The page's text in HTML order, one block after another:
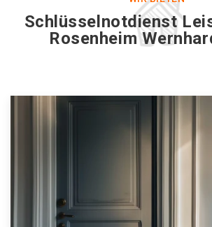
Schlüsselnotdienst
Rosenheim